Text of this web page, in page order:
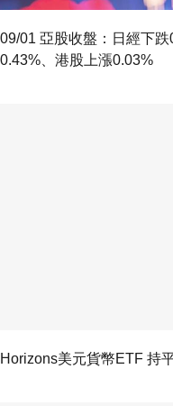
09/01 亞股收盤：日經下
0.43%、港股上漲0.03%
Horizons美元貨幣ETF 持